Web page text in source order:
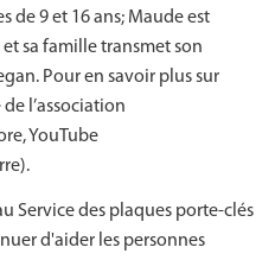
de 9 et 16 ans; Maude est
sa famille transmet son
Pour en savoir plus sur
l’association
YouTube
Service des plaques porte-clés
d'aider les personnes